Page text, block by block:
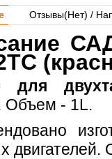
Отзывы(Нет) /
для
Объем - 1L.
двигателей.